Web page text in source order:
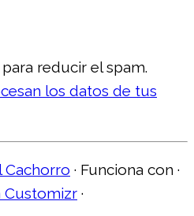
reducir el spam.
los datos de tus
Cachorro · Funciona con ·
Customizr ·